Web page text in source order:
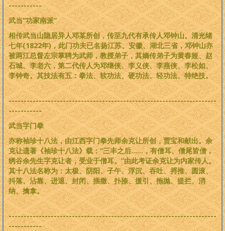
-----------
武当“功家南派”
相传武当山隐居异人邓某所创，传至九代有承传人邓钟山。清光绪
七年(1822年)，此门功夫已名扬江苏、安徽、湖北三省，邓钟山亦
被两江总督左宗掌聘为武师，教授弟子，其嫡传弟子为黄春娅、赵
石城、李老六，第二代传人为邓继侠、李义侠、李燕侠、李松如、
李钟奇。其技法有五：拳法、软功法、硬功法、轻功法、特绝技。
---------------------------------------------------------------------
-----------
武当字门拳
亦称袖珍十八法，由江西字门拳先师余克让所创，贾宝和献出。余
克让遗著《袖珍十八法》载：“三丰之后……，有僧耳、僧尾皆僧，
绣谷余先生字克让者，受业于僧耳。”由此考证余克让为内家传人。
其十八法名称为：太极、阴阳、子午、浮沉、吞吐、捋推、圆滚、
抖落、沾靠、进退、封闭、插撒、扑捺、援引、拖抛、提拦、消
纳、擒拿。
---------------------------------------------------------------------
-----------